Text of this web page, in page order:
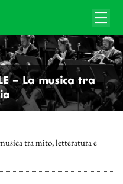
– La musica tra
tra mito, letteratura e